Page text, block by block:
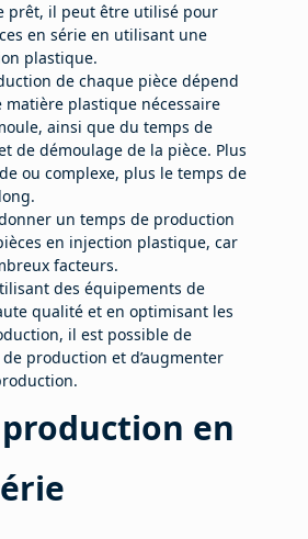
prêt, il peut être utilisé pour
en série en utilisant une
plastique.
de chaque pièce dépend
plastique nécessaire
ainsi que du temps de
de démoulage de la pièce. Plus
ou complexe, plus le temps de
un temps de production
en injection plastique, car
facteurs.
des équipements de
qualité et en optimisant les
il est possible de
production et d’augmenter
en